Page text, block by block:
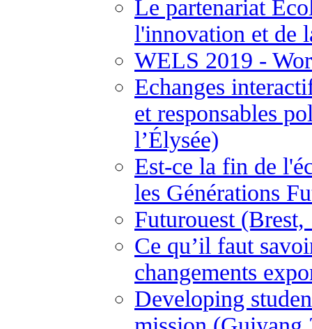
Le partenariat
l'innovation et de
WELS 2019 -
Echanges
et responsables
l’Élysée)
Est-ce la fin de
les Générations
Futurouest
Ce qu’il faut
changements
Developing